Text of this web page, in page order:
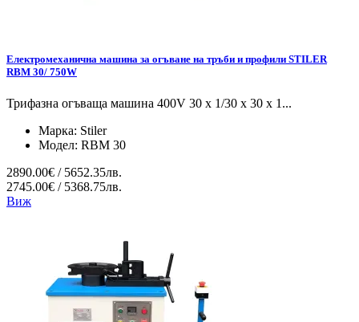
Електромеханична машина за огъване на тръби и профили STILER
RBM 30/ 750W
Трифазна огъваща машина 400V 30 x 1/30 x 30 x 1...
Марка: Stiler
Модел: RBM 30
2890.00€ / 5652.35лв.
2745.00€ / 5368.75лв.
Виж